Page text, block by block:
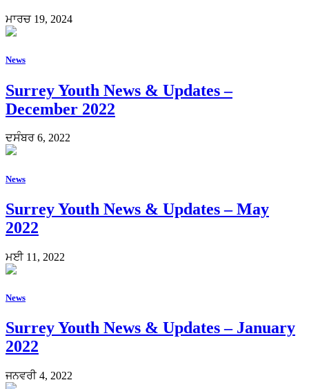
ਮਾਰਚ 19, 2024
News
Surrey Youth News & Updates –
December 2022
ਦਸੰਬਰ 6, 2022
News
Surrey Youth News & Updates – May
2022
ਮਈ 11, 2022
News
Surrey Youth News & Updates – January
2022
ਜਨਵਰੀ 4, 2022